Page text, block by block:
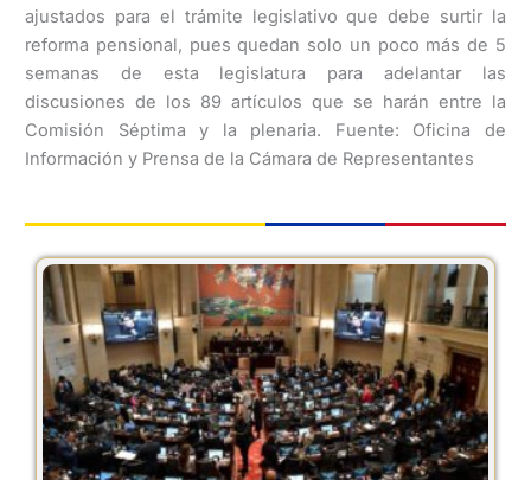
ajustados para el trámite legislativo que debe surtir la
reforma pensional, pues quedan solo un poco más de 5
semanas de esta legislatura para adelantar las
discusiones de los 89 artículos que se harán entre la
Comisión Séptima y la plenaria. Fuente: Oficina de
Información y Prensa de la Cámara de Representantes